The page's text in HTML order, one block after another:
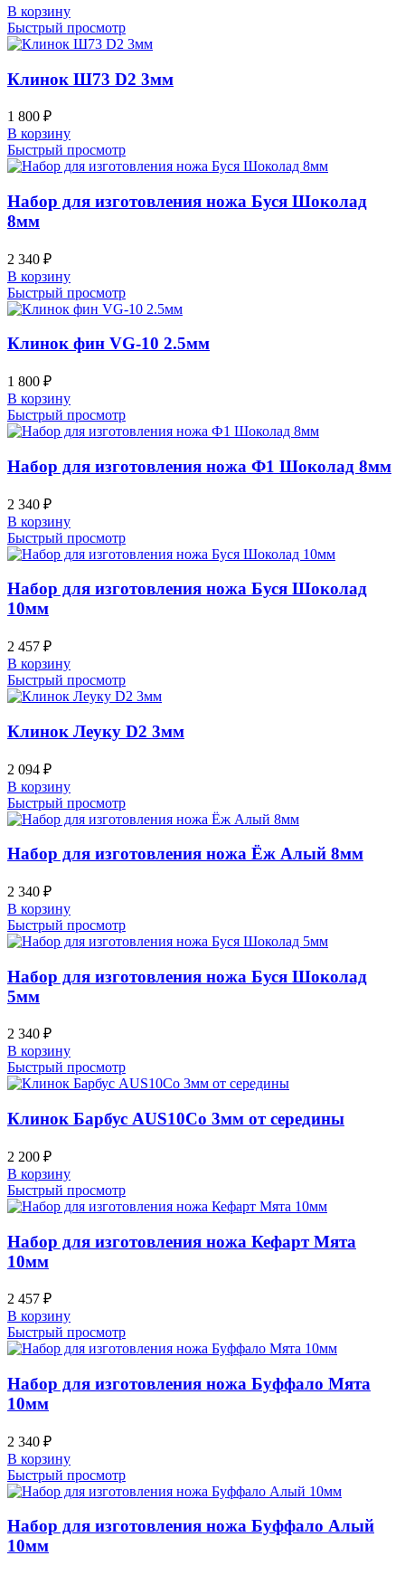
В корзину
Быстрый просмотр
Клинок Ш73 D2 3мм
1 800 ₽
В корзину
Быстрый просмотр
Набор для изготовления ножа Буся Шоколад
8мм
2 340 ₽
В корзину
Быстрый просмотр
Клинок фин VG-10 2.5мм
1 800 ₽
В корзину
Быстрый просмотр
Набор для изготовления ножа Ф1 Шоколад 8мм
2 340 ₽
В корзину
Быстрый просмотр
Набор для изготовления ножа Буся Шоколад
10мм
2 457 ₽
В корзину
Быстрый просмотр
Клинок Леуку D2 3мм
2 094 ₽
В корзину
Быстрый просмотр
Набор для изготовления ножа Ёж Алый 8мм
2 340 ₽
В корзину
Быстрый просмотр
Набор для изготовления ножа Буся Шоколад
5мм
2 340 ₽
В корзину
Быстрый просмотр
Клинок Барбус AUS10Co 3мм от середины
2 200 ₽
В корзину
Быстрый просмотр
Набор для изготовления ножа Кефарт Мята
10мм
2 457 ₽
В корзину
Быстрый просмотр
Набор для изготовления ножа Буффало Мята
10мм
2 340 ₽
В корзину
Быстрый просмотр
Набор для изготовления ножа Буффало Алый
10мм